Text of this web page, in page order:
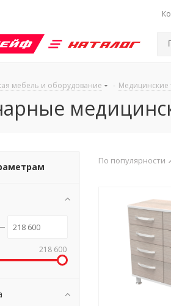
Каталог
мебель и оборудование - Медицинские
По популярности
218 600